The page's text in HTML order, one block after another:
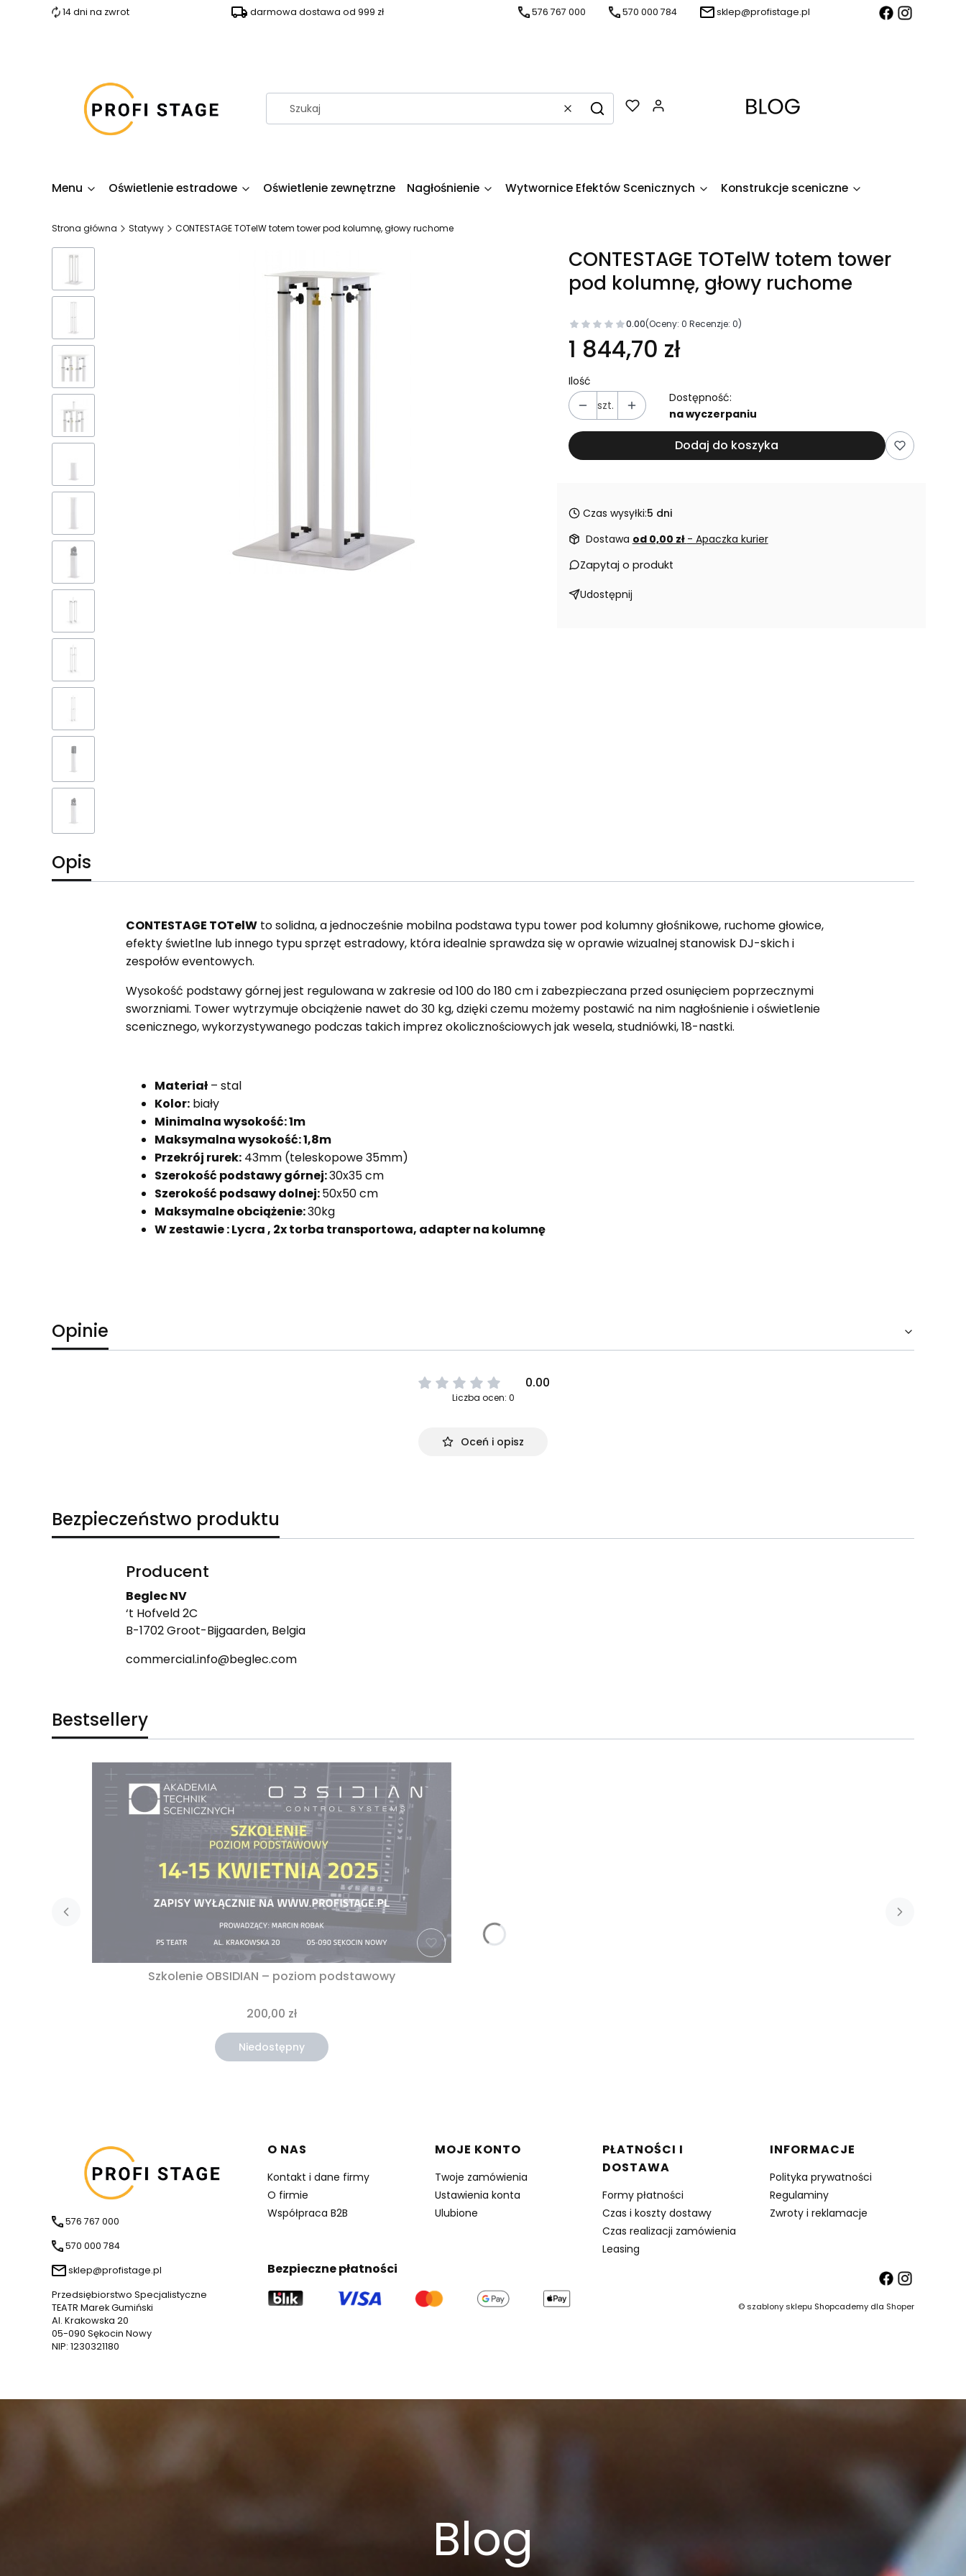
14 dni na zwrot darmowa dostawa od 999 zł 576 767 000 570 000 784 sklep@profistage.pl
WyczyśćSzukaj
Produkty w koszyku: 0. Zobacz szczegóły
Menu Oświetlenie estradowe Oświetlenie zewnętrzne Nagłośnienie Wytwornice Efektów Scenicznych Konstrukcje sceniczne
Strona główna Statywy CONTESTAGE TOTelW totem tower pod kolumnę, głowy ruchome
CONTESTAGE TOTelW totem tower
pod kolumnę, głowy ruchome
0.00(Oceny: 0 Recenzje: 0)
Cena
1 844,70 zł
Ilość
szt.
Dostępność:
na wyczerpaniu
Dodaj do koszyka
Czas wysyłki:5 dni
Dostawa od 0,00 zł - Apaczka kurier
Zapytaj o produkt
Udostępnij
Opis
CONTESTAGE TOTelWto solidna, a jednocześnie mobilna podstawa typu tower pod kolumny głośnikowe, ruchome głowice,
efekty świetlne lub innego typu sprzęt estradowy, która idealnie sprawdza się w oprawie wizualnej stanowisk DJ-skich i
zespołów eventowych.
Wysokość podstawy górnej jest regulowana w zakresie od 100 do 180 cm i zabezpieczana przed osunięciem poprzecznymi
sworzniami. Tower wytrzymuje obciążenie nawet do 30 kg, dzięki czemu możemy postawić na nim nagłośnienie i oświetlenie
scenicznego, wykorzystywanego podczas takich imprez okolicznościowych jak wesela, studniówki, 18-nastki.
Materiał– stal
Kolor:biały
Minimalna wysokość: 1m
Maksymalna wysokość: 1,8m
Przekrój rurek:43mm (teleskopowe 35mm)
Szerokość podstawy górnej:30x35 cm
Szerokość podsawy dolnej:50x50 cm
Maksymalne obciążenie:30kg
W zestawie : Lycra , 2x torba transportowa, adapter na kolumnę
Opinie
0.00
Liczba ocen: 0
Oceń i opisz
Bezpieczeństwo produktu
Producent
Beglec NV
‘t Hofveld 2C
B-1702 Groot-Bijgaarden, Belgia
commercial.info@beglec.com
Bestsellery
Szkolenie OBSIDIAN – poziom podstawowy
200,00 zł
Niedostępny
576 767 000
570 000 784
sklep@profistage.pl
Przedsiębiorstwo Specjalistyczne
TEATR Marek Gumiński
Al. Krakowska 20
05-090 Sękocin Nowy
NIP: 1230321180
Linki w stopce
O NAS
Kontakt i dane firmy
O firmie
Współpraca B2B
MOJE KONTO
Twoje zamówienia
Ustawienia konta
Ulubione
PŁATNOŚCI I
DOSTAWA
Formy płatności
Czas i koszty dostawy
Czas realizacji zamówienia
Leasing
INFORMACJE
Polityka prywatności
Regulaminy
Zwroty i reklamacje
Bezpieczne płatności
©szablony sklepu Shopcademy dla Shoper
Blog